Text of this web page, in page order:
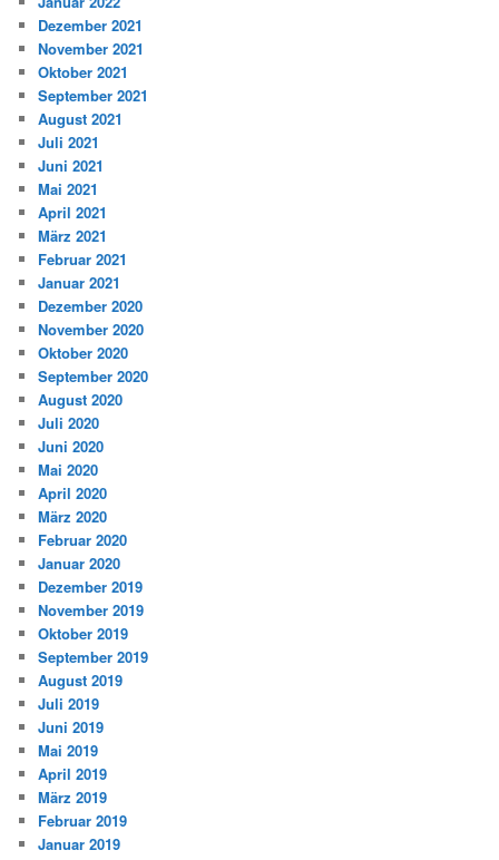
Dezember 2021
November 2021
Oktober 2021
September 2021
August 2021
Juli 2021
Juni 2021
Mai 2021
April 2021
März 2021
Februar 2021
Januar 2021
Dezember 2020
November 2020
Oktober 2020
September 2020
August 2020
Juli 2020
Juni 2020
Mai 2020
April 2020
März 2020
Februar 2020
Januar 2020
Dezember 2019
November 2019
Oktober 2019
September 2019
August 2019
Juli 2019
Juni 2019
Mai 2019
April 2019
März 2019
Februar 2019
Januar 2019